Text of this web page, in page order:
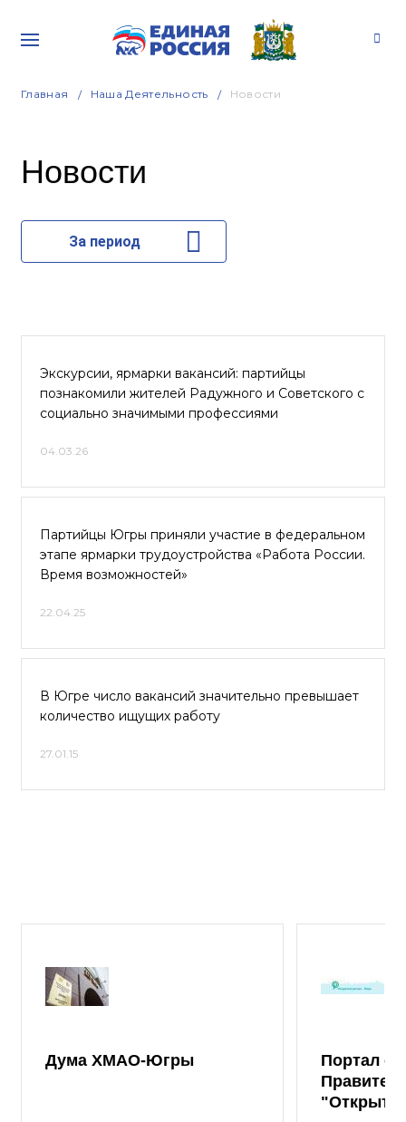
Главная Наша Деятельность Новости
Новости
За период
Экскурсии, ярмарки вакансий: партийцы
познакомили жителей Радужного и Советского с
социально значимыми профессиями
04.03.26
Партийцы Югры приняли участие в федеральном
этапе ярмарки трудоустройства «Работа России.
Время возможностей»
22.04.25
В Югре число вакансий значительно превышает
количество ищущих работу
27.01.15
Дума ХМАО-Югры
Портал